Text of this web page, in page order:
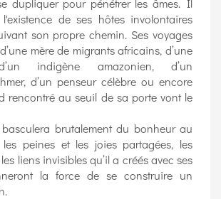
dupliquer pour pénétrer les âmes. Il
de ses hôtes involontaires
son propre chemin. Ses voyages
mère de migrants africains, d’une
indigène amazonien, d’un
d’un penseur célèbre ou encore
rencontré au seuil de sa porte vont le
brutalement du bonheur au
peines et les joies partagées, les
liens invisibles qu’il a créés avec ses
la force de se construire un